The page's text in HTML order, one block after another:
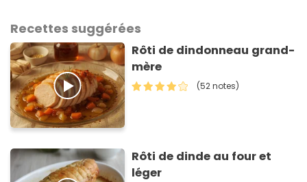
Recettes suggérées
Rôti de dindonneau grand-
mère
(52 notes)
Rôti de dinde au four et
léger